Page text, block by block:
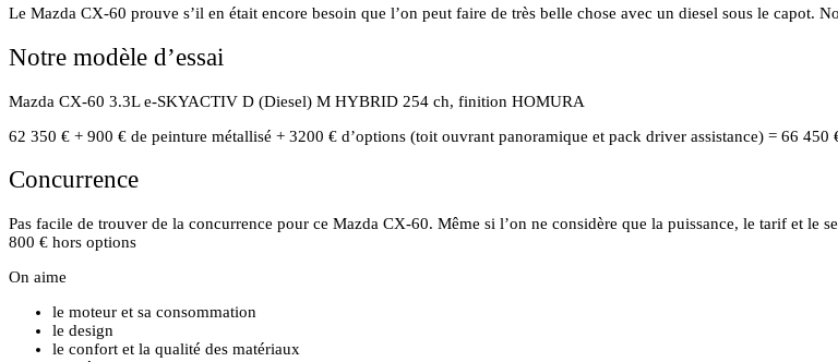
Le Mazda CX-60 prouve s’il en était encore besoin que l’on peut faire de très belle chose avec un diesel sous le capot.
Notre modèle d’essai
Mazda CX-60 3.3L e-SKYACTIV D (Diesel) M HYBRID 254 ch, finition HOMURA
62 350 € + 900 € de peinture métallisé + 3200 € d’options (toit ouvrant panoramique et pack driver assistance) = 66 450
Concurrence
Pas facile de trouver de la concurrence pour ce Mazda CX-60. Même si l’on ne considère que la puissance, le tarif et
800 € hors options
On aime
le moteur et sa consommation
le design
le confort et la qualité des matériaux